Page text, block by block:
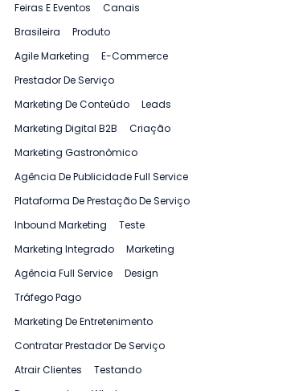
Feiras E Eventos
Canais
Brasileira
Produto
Agile Marketing
E-Commerce
Prestador De Serviço
Marketing De Conteúdo
Leads
Marketing Digital B2B
Criação
Marketing Gastronômico
Agência De Publicidade Full Service
Plataforma De Prestação De Serviço
Inbound Marketing
Teste
Marketing Integrado
Marketing
Agência Full Service
Design
Tráfego Pago
Marketing De Entretenimento
Contratar Prestador De Serviço
Atrair Clientes
Testando